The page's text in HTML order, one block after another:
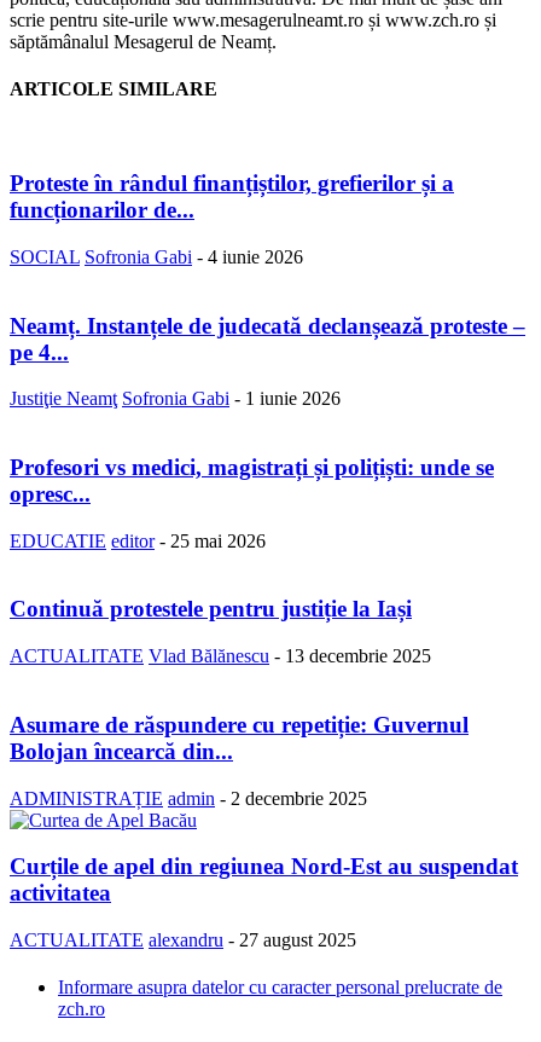
scrie pentru site-urile www.mesagerulneamt.ro și www.zch.ro și
săptămânalul Mesagerul de Neamț.
ARTICOLE SIMILARE
Proteste în rândul finanțiștilor, grefierilor și a
funcționarilor de...
SOCIAL Sofronia Gabi - 4 iunie 2026
Neamț. Instanțele de judecată declanșează proteste –
pe 4...
Justiţie Neamţ Sofronia Gabi - 1 iunie 2026
Profesori vs medici, magistrați și polițiști: unde se
opresc...
EDUCATIE editor - 25 mai 2026
Continuă protestele pentru justiție la Iași
ACTUALITATE Vlad Bălănescu - 13 decembrie 2025
Asumare de răspundere cu repetiție: Guvernul
Bolojan încearcă din...
ADMINISTRAȚIE admin - 2 decembrie 2025
Curțile de apel din regiunea Nord-Est au suspendat
activitatea
ACTUALITATE alexandru - 27 august 2025
Informare asupra datelor cu caracter personal prelucrate de
zch.ro